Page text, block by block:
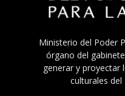
Ministerio del Poder
órgano del
generar y proyectar
culturales del